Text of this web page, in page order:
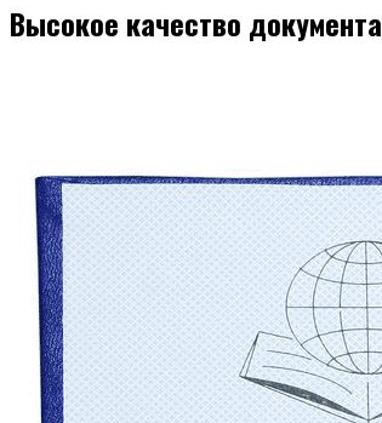
Высокое качество документа